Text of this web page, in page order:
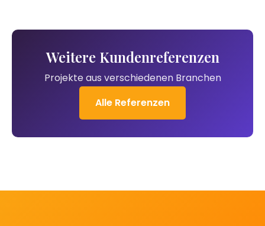
Weitere Kundenreferenzen
Projekte aus verschiedenen Branchen
Alle Referenzen